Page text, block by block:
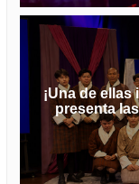
¡Una de
presenta